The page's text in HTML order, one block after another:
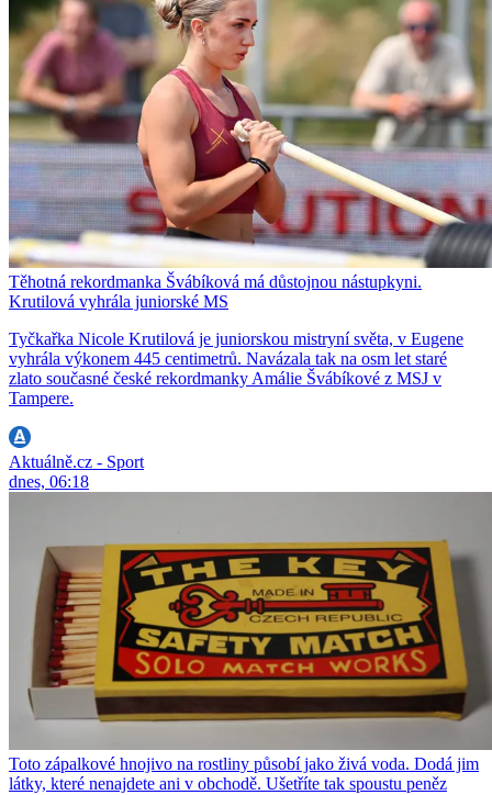
Těhotná rekordmanka Švábíková má důstojnou nástupkyni.
Krutilová vyhrála juniorské MS
Tyčkařka Nicole Krutilová je juniorskou mistryní světa, v Eugene
vyhrála výkonem 445 centimetrů. Navázala tak na osm let staré
zlato současné české rekordmanky Amálie Švábíkové z MSJ v
Tampere.
Aktuálně.cz - Sport
dnes, 06:18
Toto zápalkové hnojivo na rostliny působí jako živá voda. Dodá jim
látky, které nenajdete ani v obchodě. Ušetříte tak spoustu peněz